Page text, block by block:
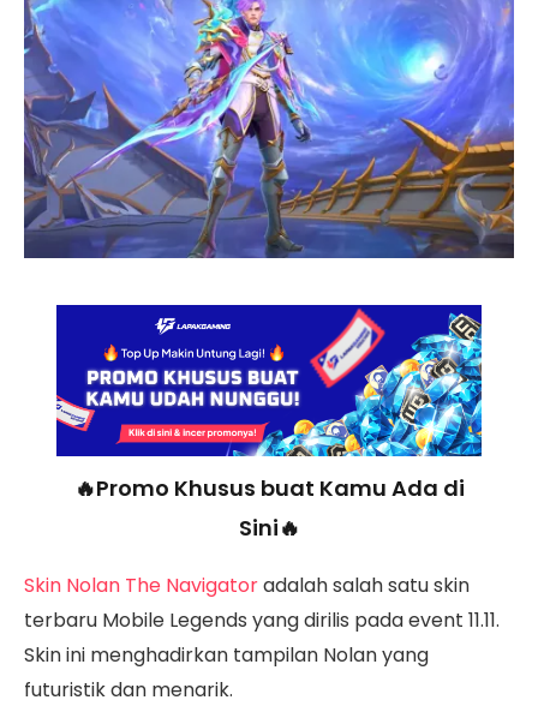
🔥Promo Khusus buat Kamu Ada di
Sini🔥
Skin Nolan The Navigatoradalah salah satu skin
terbaru Mobile Legends yang dirilis pada event 11.11.
Skin ini menghadirkan tampilan Nolan yang
futuristik dan menarik.